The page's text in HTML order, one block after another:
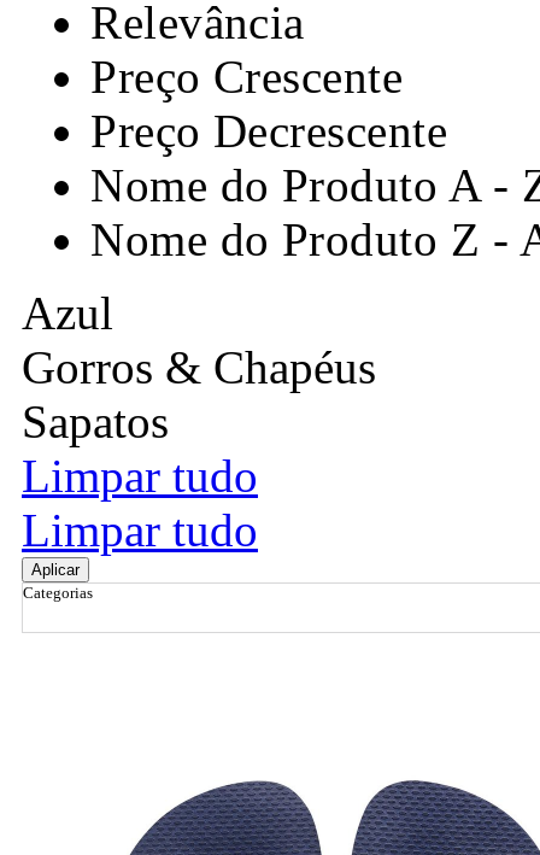
Relevância
Preço Crescente
Preço Decrescente
Nome do Produto A -
Nome do Produto Z -
Azul
Gorros & Chapéus
Sapatos
Limpar tudo
Limpar tudo
Aplicar
Categorias
Nome do Produto A - Z
Nome do Produto Z - A